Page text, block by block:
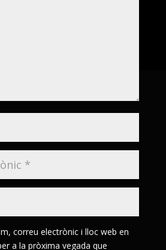
correu electrònic i lloc web en
a la pròxima vegada que